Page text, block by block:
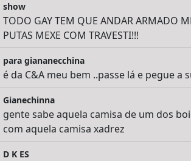
show
TODO GAY TEM QUE ANDAR ARMADO
PUTAS MEXE COM TRAVESTI!!!
para giananecchina
é da C&A meu bem ..passe lá e pegue a
Gianechinna
gente sabe aquela camisa de um dos
com aquela camisa xadrez
D K ES